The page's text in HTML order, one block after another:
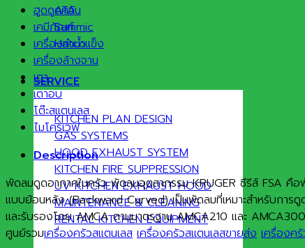
ATA
Sammic
Hatco
SERVICE
KITCHEN PLAN DESIGN
GAS SYSTEMS
HOOD EXHAUST SYSTEM
KITCHEN FIRE SUPPRESSION
UV KITCHEN EXHAUST HOOD
MAINTENANCE & CLEANING
RENTAL KITCHEN EQUIPMENT
ฮูดดูดควัน
เคมีภัณฑ์
เครื่องทำน้ำแข็ง
เครื่องล้างจาน
เตา
เตาอบ
โต๊ะสแตนเลส
ไมโครเวฟ
Description
พัดลมดูดอากาศในครัว พัดลมอุตสากรรม KRUGER ซีรีส์ FSA คื
แบบย้อนหลัง (Backward Curved) เป็นพัดลมที่เหมาะสำหรับการดู
และรับรองโดย AMCA ตามมาตรฐาน AMCA210 และ
ศูนย์รวมเครื่องครัวสแตนเลส เครื่องครัวสแตนเลสขายส่ง เครื่องค